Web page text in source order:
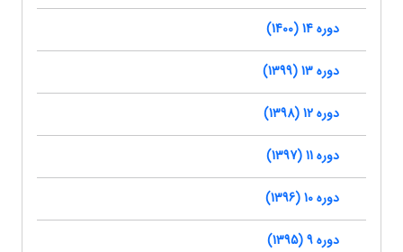
دوره 14 (1400)
دوره 13 (1399)
دوره 12 (1398)
دوره 11 (1397)
دوره 10 (1396)
دوره 9 (1395)